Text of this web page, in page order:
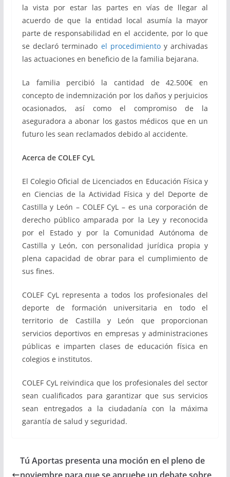
la vista por estar las partes en vías de llegar al
acuerdo de que la entidad local asumía la mayor
parte de responsabilidad en el accidente, por lo que
se declaró terminado el procedimientoy archivadas
las actuaciones en beneficio de la familia bejarana.
La familia percibió la cantidad de 42.500€ en
concepto de indemnización por los daños y perjuicios
ocasionados, así como el compromiso de la
aseguradora a abonar los gastos médicos que en un
futuro les sean reclamados debido al accidente.
Acerca de COLEF CyL
El Colegio Oficial de Licenciados en Educación Física y
en Ciencias de la Actividad Física y del Deporte de
Castilla y León – COLEF CyL – es una corporación de
derecho público amparada por la Ley y reconocida
por el Estado y por la Comunidad Autónoma de
Castilla y León, con personalidad jurídica propia y
plena capacidad de obrar para el cumplimiento de
sus fines.
COLEF CyL representa a todos los profesionales del
deporte de formación universitaria en todo el
territorio de Castilla y León que proporcionan
servicios deportivos en empresas y administraciones
públicas e imparten clases de educación física en
colegios e institutos.
COLEF CyL reivindica que los profesionales del sector
sean cualificados para garantizar que sus servicios
sean entregados a la ciudadanía con la máxima
garantía de salud y seguridad.
Tú Aportas presenta una moción en el pleno de